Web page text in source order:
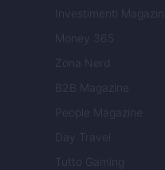
Investimenti Magazine
Money 365
Zona Nerd
B2B Magazine
People Magazine
Day Travel
Tutto Gaming